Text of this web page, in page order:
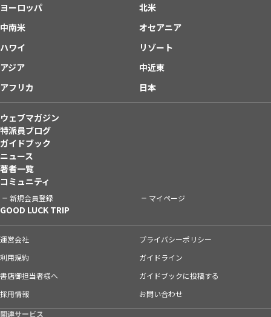
ヨーロッパ
北米
中南米
オセアニア
ハワイ
リゾート
アジア
中近東
アフリカ
日本
ウェブマガジン
特派員ブログ
ガイドブック
ニュース
著者一覧
コミュニティ
新規会員登録 マイページ
GOOD LUCK TRIP
運営会社
プライバシーポリシー
利用規約
ガイドライン
書店御担当者様へ
ガイドブックに投稿する
採用情報
お問い合わせ
関連サービス